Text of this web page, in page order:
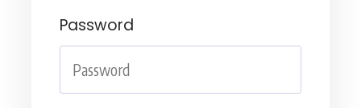
Password